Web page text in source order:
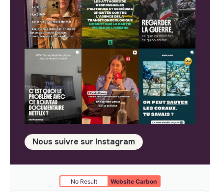
Nous suivre sur Instagram
No Result Website Carbon